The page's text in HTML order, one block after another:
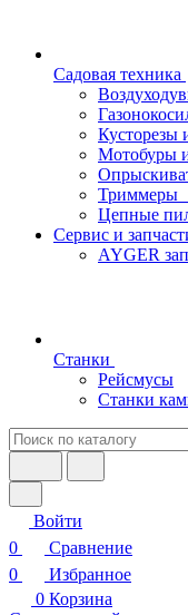
Садовая техника
Мотобуры
Триммеры
Цепные
Сервис и
AYGER
Станки
Рейсмусы
Станки
Войти
0
Сравнение
0
Избранное
0 Корзина